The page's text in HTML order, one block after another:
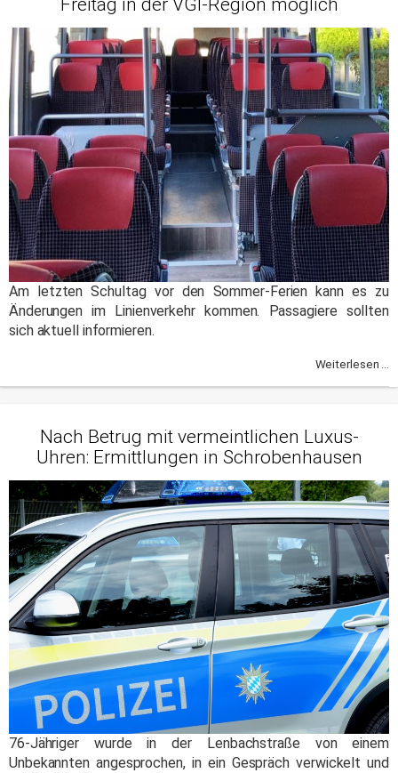
Freitag in der VGI-Region möglich
Am letzten Schultag vor den Sommer-Ferien kann es zu
Änderungen im Linienverkehr kommen. Passagiere sollten
sich aktuell informieren.
Weiterlesen ...
Nach Betrug mit vermeintlichen Luxus-
Uhren: Ermittlungen in Schrobenhausen
76-Jähriger wurde in der Lenbachstraße von einem
Unbekannten angesprochen, in ein Gespräch verwickelt und